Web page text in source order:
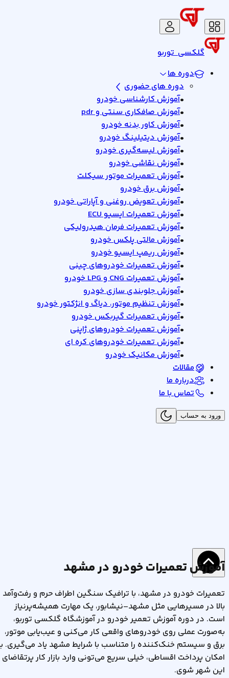
گلکسیتوربو
دوره ها
دوره های حضوری
•آموزش کارشناسی خودرو
•آموزش صافکاری سنتی و pdr
•آموزش کاور بدنه خودرو
•آموزش دیتیلینگ خودرو
•آموزش لیسه‌گیری خودرو
•آموزش نقاشی خودرو
•آموزش تعمیرات موتور سیکلت
•آموزش برق خودرو
•آموزش تعویض روغنی و آپاراتی خودرو
•آموزش تعمیرات ایسیو ECU
•آموزش تعمیرات فرمان هیدرولیکی
•آموزش مالتی پلکس خودرو
•آموزش ریمپ ایسیو خودرو
•آموزش تعمیرات خودروهای چینی
•آموزش تعمیرات CNG و LPG خودرو
•آموزش جلوبندی سازی خودرو
•آموزش تنظیم موتور، دیاگ و انژکتور خودرو
•آموزش تعمیرات گیربکس خودرو
•آموزش تعمیرات خودروهای ژاپنی
•آموزش تعمیرات خودروهای کره ای
•آموزش مکانیک خودرو
مقالات
درباره ما
تماس با ما
ورود به حساب
آموزش تعمیرات خودرو در مشهد
تعمیرات خودرو در مشهد، با ترافیک سنگین اطراف حرم و رفت‌وآمد
بالا در مسیرهایی مثل مشهد–نیشابور، یک مهارت همیشه‌پرنیاز
است. در دوره آموزش تعمیر خودرو در آموزشگاه گلکسی توربو،
به‌صورت عملی روی خودروهای واقعی کار می‌کنی و عیب‌یابی موتور،
برق و سیستم خنک‌کننده را متناسب با شرایط مشهد یاد می‌گیری.
امکان پرداخت اقساطی، خیلی سریع می‌تونی وارد بازار کار پرتقاضای
این شهر شوی.